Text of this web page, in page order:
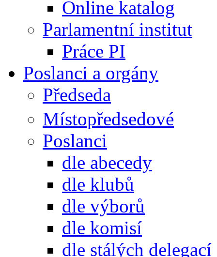
Online katalog
Parlamentní institut
Práce PI
Poslanci a orgány
Předseda
Místopředsedové
Poslanci
dle abecedy
dle klubů
dle výborů
dle komisí
dle stálých delegací